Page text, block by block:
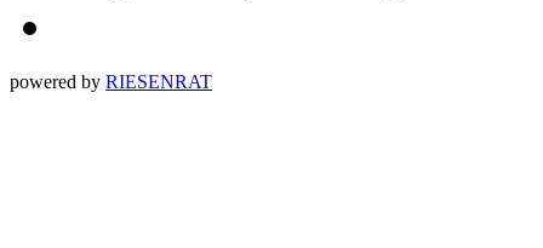
powered by RIESENRAT